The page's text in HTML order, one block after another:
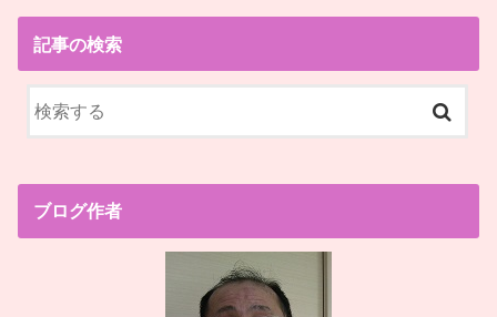
記事の検索
ブログ作者